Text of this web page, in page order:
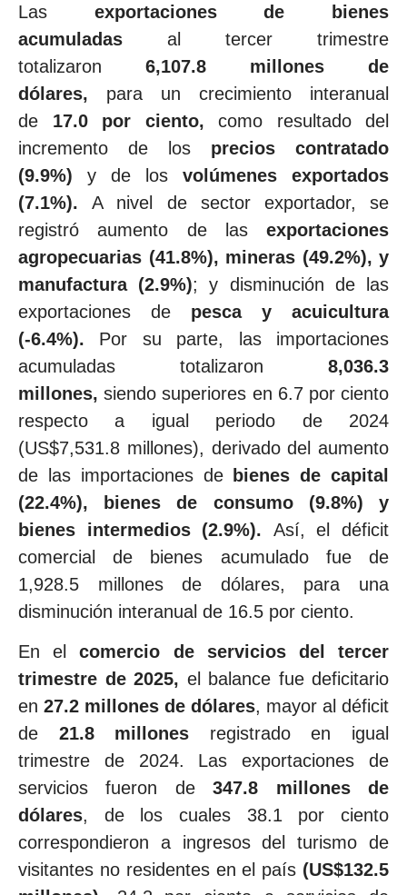
Las exportaciones de bienes
acumuladas al tercer trimestre
totalizaron 6,107.8 millones de
dólares, para un crecimiento interanual
de 17.0 por ciento, como resultado del
incremento de los precios contratado
(9.9%) y de los volúmenes exportados
(7.1%). A nivel de sector exportador, se
registró aumento de las exportaciones
agropecuarias (41.8%), mineras (49.2%), y
manufactura (2.9%); y disminución de las
exportaciones de pesca y acuicultura
(-6.4%). Por su parte, las importaciones
acumuladas totalizaron 8,036.3
millones, siendo superiores en 6.7 por ciento
respecto a igual periodo de 2024
(US$7,531.8 millones), derivado del aumento
de las importaciones de
bienes de capital
(22.4%), bienes de consumo (9.8%) y
bienes intermedios (2.9%). Así, el déficit
comercial de bienes acumulado fue de
1,928.5 millones de dólares, para una
disminución interanual de 16.5 por ciento.
En elcomercio de servicios del tercer
trimestre de 2025, el balance fue deficitario
en 27.2 millones de dólares, mayor al déficit
de 21.8 millones registrado en igual
trimestre de 2024. Las exportaciones de
servicios fueron de347.8 millones de
dólares, de los cuales 38.1 por ciento
correspondieron a ingresos del turismo de
visitantes no residentes en el país (US$132.5